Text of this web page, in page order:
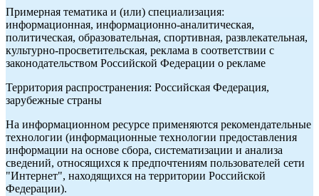
Примерная тематика и (или) специализация:
информационная, информационно-аналитическая,
политическая, образовательная, спортивная, развлекательная,
культурно-просветительская, реклама в соответствии с
законодательством Российской Федерации о рекламе
Территория распространения: Российская Федерация,
зарубежные страны
На информационном ресурсе применяются рекомендательные
технологии (информационные технологии предоставления
информации на основе сбора, систематизации и анализа
сведений, относящихся к предпочтениям пользователей сети
"Интернет", находящихся на территории Российской
Федерации).